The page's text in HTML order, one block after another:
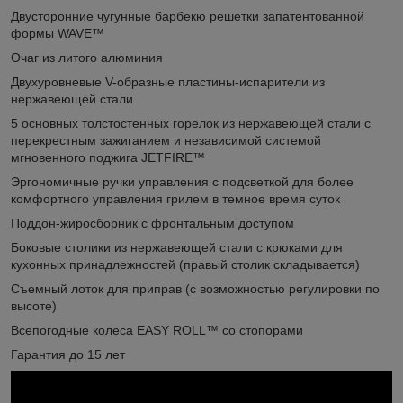
Двусторонние чугунные барбекю решетки запатентованной
формы WAVE™
Очаг из литого алюминия
Двухуровневые V-образные пластины-испарители из
нержавеющей стали
5 основных толстостенных горелок из нержавеющей стали с
перекрестным зажиганием и независимой системой
мгновенного поджига JETFIRE™
Эргономичные ручки управления с подсветкой для более
комфортного управления грилем в темное время суток
Поддон-жиросборник с фронтальным доступом
Боковые столики из нержавеющей стали с крюками для
кухонных принадлежностей (правый столик складывается)
Съемный лоток для приправ (с возможностью регулировки по
высоте)
Всепогодные колеса EASY ROLL™ со стопорами
Гарантия до 15 лет